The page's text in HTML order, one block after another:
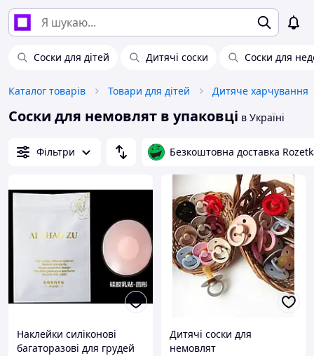
Соски для дітей Дитячі соски Соски для
Каталог товарів Товари для дітей Дитяче харчування
Соски для немовлят в упаковці в Україні
Фільтри Безкоштовна доставка
Наклейки силіконові
багаторазові для грудей
Дитячі соски для
немовлят